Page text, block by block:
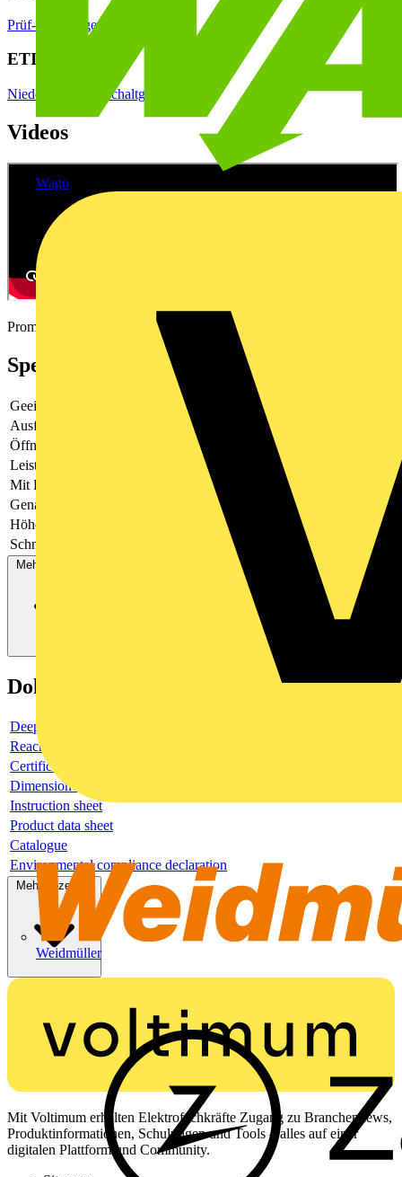
Wago
Weidmüller
Prüf- & Messgeräte
ETIM Group
Niederspannungsschaltgeräte
Videos
Promotional video
Spezifikationen
Geeicht
Ausführung
Durchsteckstromwandler
Öffnungsbreite
Leistungsaufnahme
Mit Kupferschiene
Genauigkeitsklasse
Höhe der Öffnung
Schnappbefestigung
Mehr anzeigen
Dokumente
Deeplink product page
Reach Declaration URL
Certificate
Dimensioned drawing
Instruction sheet
Product data sheet
Catalogue
Environmental compliance declaration
Mehr anzeigen
Mit Voltimum erhalten Elektrofachkräfte Zugang zu Branchennews,
Produktinformationen, Schulungen und Tools – alles auf einer
digitalen Plattform und Community.